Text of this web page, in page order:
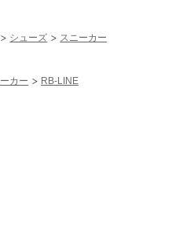
シューズ
スニーカー
カー RB-LINE